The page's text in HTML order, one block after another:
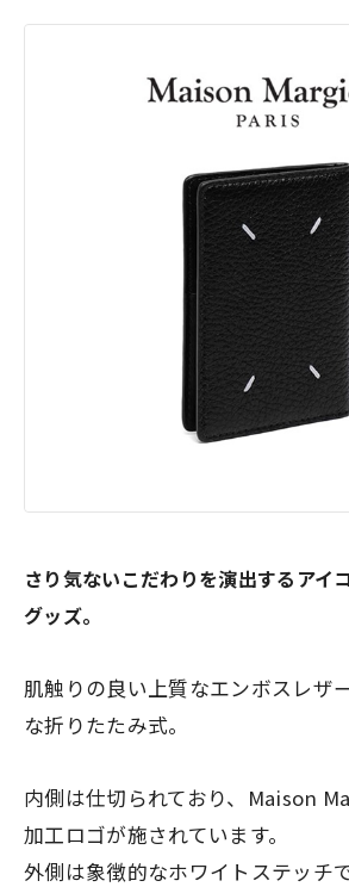
さり気ないこだわりを演出するアイ
グッズ。
肌触りの良い上質なエンボスレザ
な折りたたみ式。
内側は仕切られており、Maison
加工ロゴが施されています。
外側は象徴的なホワイトステッチ